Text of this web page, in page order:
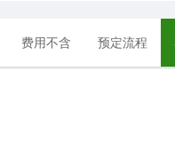
费用不含 预定流程